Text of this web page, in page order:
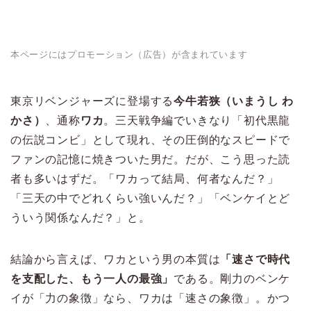
本ページにはプロモーション（広告）が含まれています
東京リベンジャーズに登場する今牛若狭（いまうし わ
かさ）
、通称ワカ 。三天戦争編でいきなり「初代黒龍
の伝説コンビ」として現れ、その圧倒的なスピードで
ファンの記憶に焼きついた男だ。だが、こう思った読
者も多いはずだ。「ワカって結局、何者なんだ？」
「三天の中でどれくらい強いんだ？」「ベンケイとど
ういう関係なんだ？」と。
結論から言えば、ワカという男の本質は 「速さで時代
を支配した、もう一人の最強」 である。剛力のベンケ
イが「力の象徴」なら、ワカは「速さの象徴」。かつ